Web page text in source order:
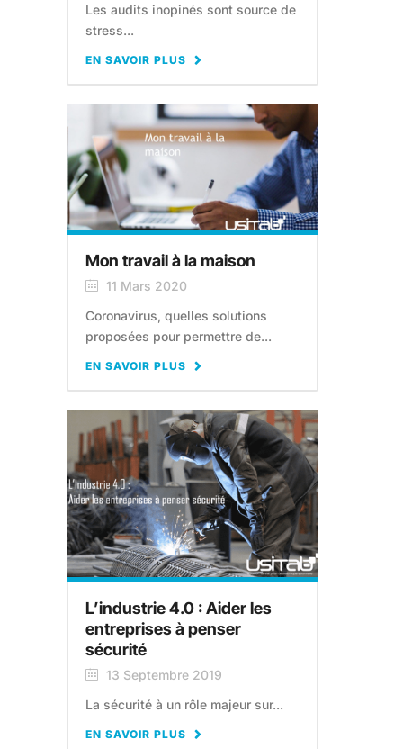
Les audits inopinés sont source de
stress...
EN SAVOIR PLUS
Mon travail à la maison
11 Mars 2020
Coronavirus, quelles solutions
proposées pour permettre de...
EN SAVOIR PLUS
L’industrie 4.0 : Aider les
entreprises à penser
sécurité
13 Septembre 2019
La sécurité à un rôle majeur sur...
EN SAVOIR PLUS